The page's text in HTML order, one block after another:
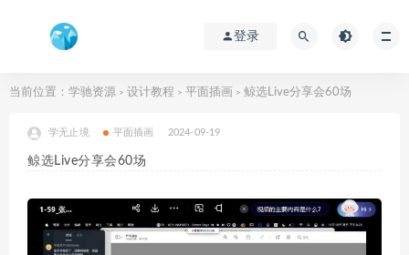
登录
当前位置： 学驰资源 > 设计教程 > 平面插画 > 鲸选Live分享会60场
学无止境 平面插画 2024-09-19
鲸选Live分享会60场